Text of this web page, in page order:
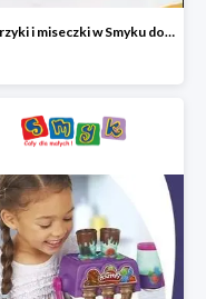
Talerzyki i miseczki w Smyku do -35%